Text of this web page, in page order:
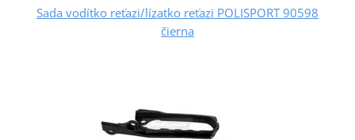
Sada vodítko reťazi/lízatko reťazi POLISPORT 90598
čierna